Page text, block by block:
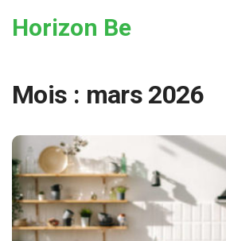
Horizon Be
Mois : mars 2026